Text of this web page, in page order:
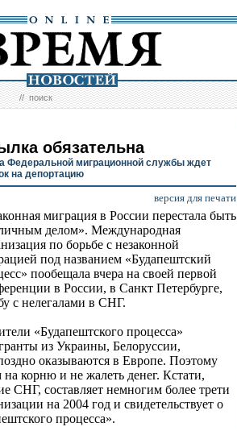
//поиск
обязательна
Федеральной миграционной службы ждет
на депортацию
версия для печати
миграция в России перестала быть
делом». Международная
по борьбе с незаконной
под названием «Будапештский
пообещала вчера на своей первой
в России, в Санкт Петербурге,
с нелегалами в СНГ.
«Будапештского процесса»
из Украины, Белоруссии,
оказываются в Европе. Поэтому
корню и не жалеть денег. Кстати,
СНГ, составляет немногим более трети
на 2004 год и свидетельствует о
процесса».